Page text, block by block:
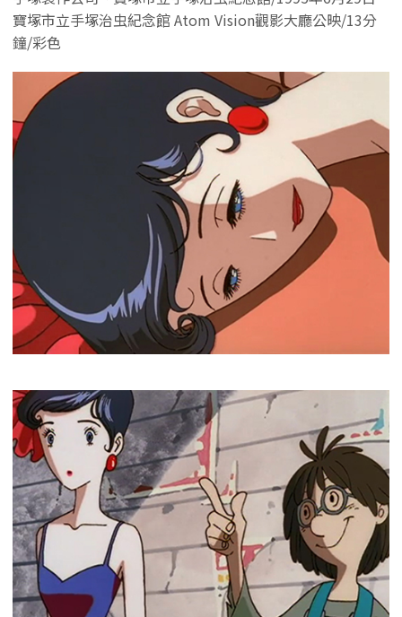
寶塚市立手塚治虫紀念館 Atom Vision觀影大廳公映/13分
鐘/彩色